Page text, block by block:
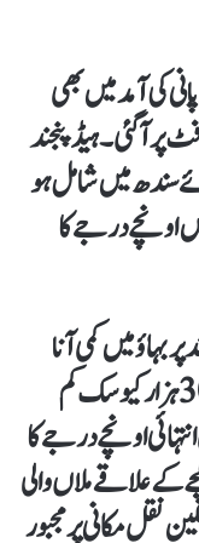
کی آمد میں بھی
ہوگیا،پانی کی سطح بلند ہوکر 11.4 فٹ پر آگئی۔ہیڈ پنجند
سندھ میں شامل ہو
اونچے درجے کا
میں کمی آنا
شروع ہوگئی ہے جہاں پانی کا بہاؤ تقریبا 30 ہزار کیوسک کم
بھی انتہائی اونچے درجے کا
علاقے ملاں والی
نقل مکانی پر مجبور